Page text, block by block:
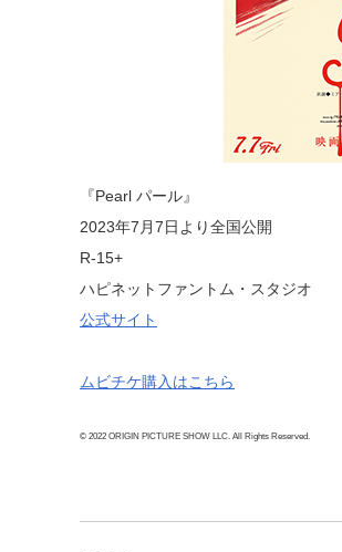
『Pearl パール』
2023年7月7日より全国公開
R-15+
ハピネットファントム・スタジオ
公式サイト
ムビチケ購入はこちら
© 2022 ORIGIN PICTURE SHOW LLC. All Rights Reserved.